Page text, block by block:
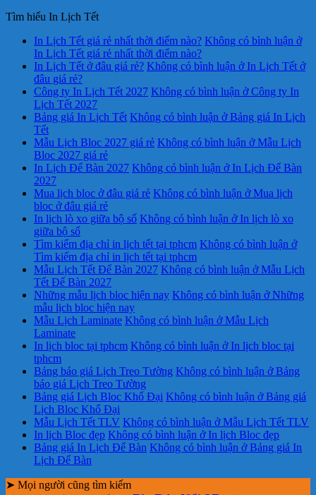
Tìm hiểu In Lịch Tết
In Lịch Tết giá rẻ nhất thời điểm nào? Không có bình luận ở
In Lịch Tết giá rẻ nhất thời điểm nào?
In Lịch Tết ở đâu giá rẻ? Không có bình luận ở In Lịch Tết ở
đâu giá rẻ?
Công ty In Lịch Tết 2027 Không có bình luận ở Công ty In
Lịch Tết 2027
Bảng giá In Lịch Tết Không có bình luận ở Bảng giá In Lịch
Tết
Mẫu Lịch Bloc 2027 giá rẻ Không có bình luận ở Mẫu Lịch
Bloc 2027 giá rẻ
In Lịch Để Bàn 2027 Không có bình luận ở In Lịch Để Bàn
2027
Mua lịch bloc ở đâu giá rẻ Không có bình luận ở Mua lịch
bloc ở đâu giá rẻ
In lịch lò xo giữa bộ số Không có bình luận ở In lịch lò xo
giữa bộ số
Tìm kiếm địa chỉ in lịch tết tại tphcm Không có bình luận ở
Tìm kiếm địa chỉ in lịch tết tại tphcm
Mẫu Lịch Tết Để Bàn 2027 Không có bình luận ở Mẫu Lịch
Tết Để Bàn 2027
Những mẫu lịch bloc hiện nay Không có bình luận ở Những
mẫu lịch bloc hiện nay
Mẫu Lịch Laminate Không có bình luận ở Mẫu Lịch
Laminate
In lịch bloc tại tphcm Không có bình luận ở In lịch bloc tại
tphcm
Bảng báo giá Lịch Treo Tường Không có bình luận ở Bảng
báo giá Lịch Treo Tường
Bảng giá Lịch Bloc Khổ Đại Không có bình luận ở Bảng giá
Lịch Bloc Khổ Đại
Mẫu Lịch Tết TLV Không có bình luận ở Mẫu Lịch Tết TLV
In lịch Bloc đẹp Không có bình luận ở In lịch Bloc đẹp
Bảng giá In Lịch Để Bàn Không có bình luận ở Bảng giá In
Lịch Để Bàn
➤ Mọi người cũng tìm kiếm